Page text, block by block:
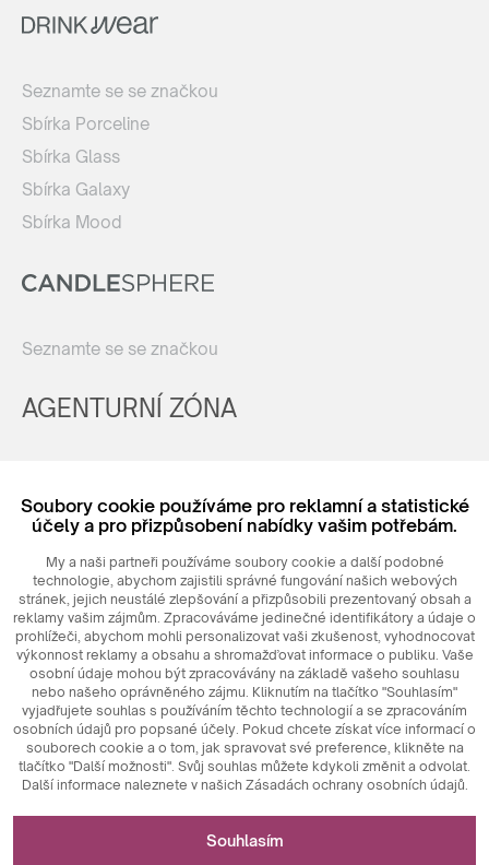
Seznamte se se značkou
Sbírka Porceline
Sbírka Glass
Sbírka Galaxy
Sbírka Mood
Seznamte se se značkou
AGENTURNÍ ZÓNA
Login
© 2026MAXIM Ceramics Sp. z o. o.
Soubory cookie používáme pro reklamní a statistické
účely a pro přizpůsobení nabídky vašim potřebám.
My a naši partneři používáme soubory cookie a další podobné
technologie, abychom zajistili správné fungování našich webových
stránek, jejich neustálé zlepšování a přizpůsobili prezentovaný obsah a
reklamy vašim zájmům. Zpracováváme jedinečné identifikátory a údaje o
prohlížeči, abychom mohli personalizovat vaši zkušenost, vyhodnocovat
výkonnost reklamy a obsahu a shromažďovat informace o publiku. Vaše
osobní údaje mohou být zpracovávány na základě vašeho souhlasu
nebo našeho oprávněného zájmu. Kliknutím na tlačítko "Souhlasím"
vyjadřujete souhlas s používáním těchto technologií a se zpracováním
osobních údajů pro popsané účely. Pokud chcete získat více informací o
souborech cookie a o tom, jak spravovat své preference, klikněte na
tlačítko "Další možnosti". Svůj souhlas můžete kdykoli změnit a odvolat.
Další informace naleznete v našich Zásadách ochrany osobních údajů.
Nezbytné pro fungování webových stránek
Souhlasím